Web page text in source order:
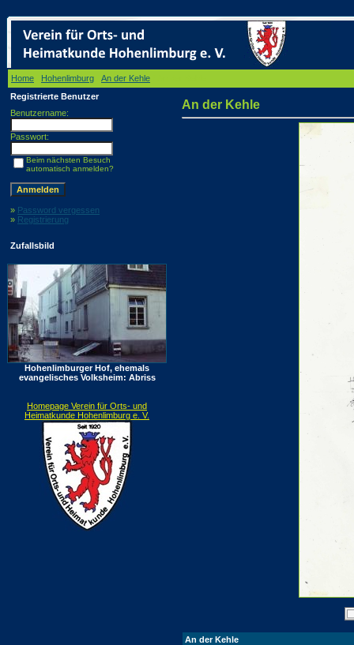
Home Hohenlimburg An der Kehle
Registrierte Benutzer
Benutzername:
Passwort:
Beim nächsten Besuch
automatisch anmelden?
» Password vergessen
» Registrierung
Zufallsbild
Hohenlimburger Hof, ehemals
evangelisches Volksheim: Abriss
Homepage Verein für Orts- und
Heimatkunde Hohenlimburg e. V.
An der Kehle
An der Kehle